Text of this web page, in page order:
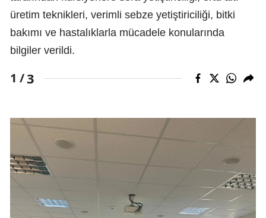
üretim teknikleri, verimli sebze yetiştiriciliği, bitki
bakımı ve hastalıklarla mücadele konularında
bilgiler verildi.
1 /3